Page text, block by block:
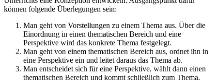
können folgende Überlegungen sein:
Man geht von Vorstellungen zu einem Thema aus. Über die
Einordnung in einen thematischen Bereich und eine
Perspektive wird das konkrete Thema festgelegt.
Man geht von einem thematischen Bereich aus, ordnet ihn in
eine Perspektive ein und leitet daraus das Thema ab.
Man entscheidet sich für eine Perspektive, wählt dann einen
thematischen Bereich und kommt schließlich zum Thema.